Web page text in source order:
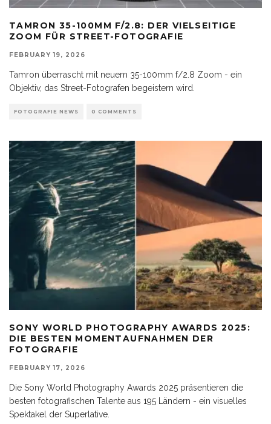
TAMRON 35-100MM F/2.8: DER VIELSEITIGE
ZOOM FÜR STREET-FOTOGRAFIE
FEBRUARY 19, 2026
Tamron überrascht mit neuem 35-100mm f/2.8 Zoom - ein
Objektiv, das Street-Fotografen begeistern wird.
FOTOGRAFIE NEWS 0 COMMENTS
SONY WORLD PHOTOGRAPHY AWARDS 2025:
DIE BESTEN MOMENTAUFNAHMEN DER
FOTOGRAFIE
FEBRUARY 17, 2026
Die Sony World Photography Awards 2025 präsentieren die
besten fotografischen Talente aus 195 Ländern - ein visuelles
Spektakel der Superlative.